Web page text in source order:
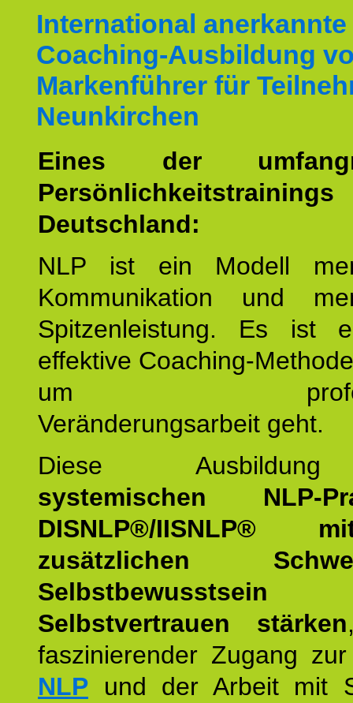
International anerkannte
Coaching-Ausbildung
Markenführer für
Neunkirchen
Eines der
Deutschland:
NLP ist ein Modell
Kommunikation und
Spitzenleistung. Es ist
effektive Coaching-
um
Veränderungsarbeit geht.
Diese
systemischen NLP-
DISNLP®/IISNLP®
zusätzlichen
Selbstvertrauen stärken
faszinierender Zugang
NLP und der Arbeit mit